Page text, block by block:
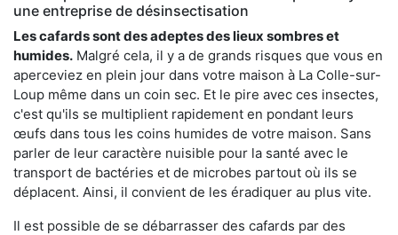
une entreprise de désinsectisation
Les cafards sont des adeptes des lieux sombres et
humides. Malgré cela, il y a de grands risques que vous en
aperceviez en plein jour dans votre maison à La Colle-sur-
Loup même dans un coin sec. Et le pire avec ces insectes,
c'est qu'ils se multiplient rapidement en pondant leurs
œufs dans tous les coins humides de votre maison. Sans
parler de leur caractère nuisible pour la santé avec le
transport de bactéries et de microbes partout où ils se
déplacent. Ainsi, il convient de les éradiquer au plus vite.
Il est possible de se débarrasser des cafards par des